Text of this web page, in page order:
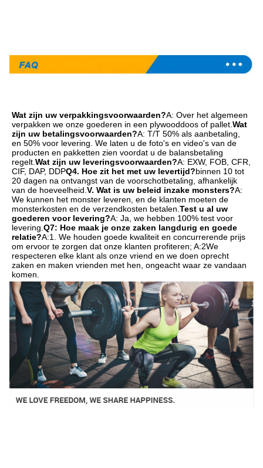
Wat zijn uw verpakkingsvoorwaarden?A: Over het algemeen
verpakken we onze goederen in een plywooddoos of pallet. Wat
zijn uw betalingsvoorwaarden?A: T/T 50% als aanbetaling,
en 50% voor levering. We laten u de foto's en video's van de
producten en pakketten zien voordat u de balansbetaling
regelt. Wat zijn uw leveringsvoorwaarden?A: EXW, FOB, CFR,
CIF, DAP, DDPQ4. Hoe zit het met uw levertijd?binnen 10 tot
20 dagen na ontvangst van de voorschotbetaling, afhankelijk
van de hoeveelheid. V. Wat is uw beleid inzake monsters?A:
We kunnen het monster leveren, en de klanten moeten de
monsterkosten en de verzendkosten betalen. Test u al uw
goederen voor levering?A: Ja, we hebben 100% test voor
levering. Q7: Hoe maak je onze zaken langdurig en goede
relatie?A:1. We houden goede kwaliteit en concurrerende prijs
om ervoor te zorgen dat onze klanten profiteren; A:2We
respecteren elke klant als onze vriend en we doen oprecht
zaken en maken vrienden met hen, ongeacht waar ze vandaan
komen.